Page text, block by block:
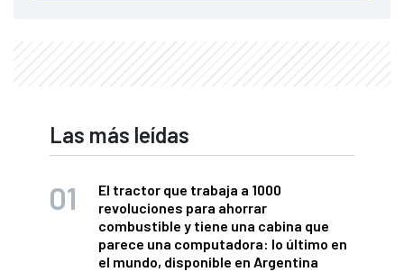
Las más leídas
El tractor que trabaja a 1000
revoluciones para ahorrar
combustible y tiene una cabina que
parece una computadora: lo último en
el mundo, disponible en Argentina